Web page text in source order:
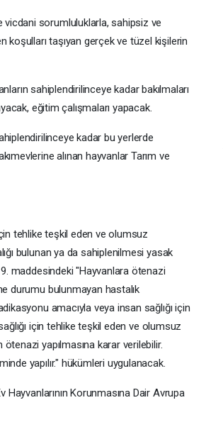
sorumluluklarla, sahipsiz ve
taşıyan gerçek ve tüzel kişilerin
sahiplendirilinceye kadar bakılmaları
eğitim çalışmaları yapacak.
kadar bu yerlerde
alınan hayvanlar Tarım ve
tehlike teşkil eden ve olumsuz
bulunan ya da sahiplenilmesi yasak
9. maddesindeki "Hayvanlara ötenazi
durumu bulunmayan hastalık
amacıyla veya insan sağlığı için
için tehlike teşkil eden ve olumsuz
yapılmasına karar verilebilir.
yapılır." hükümleri uygulanacak.
Korunmasına Dair Avrupa